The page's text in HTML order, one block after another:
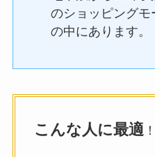
のショッピングモ
の中にあります。
こんな人に最適！